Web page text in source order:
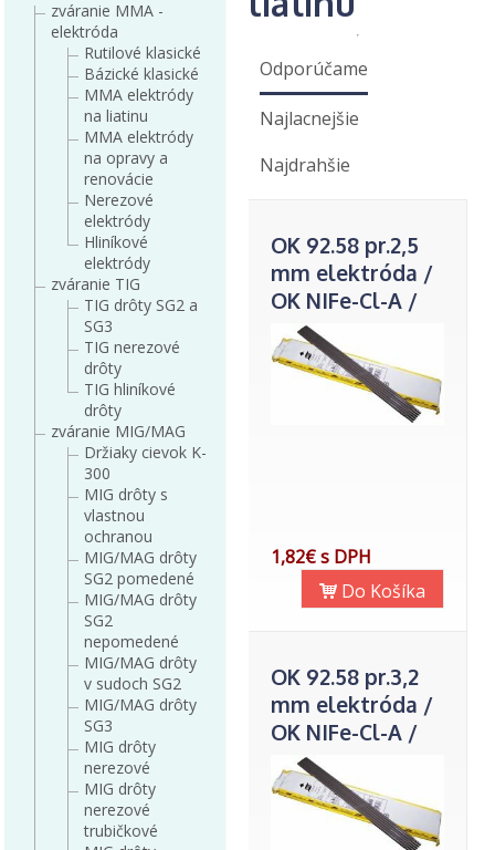
zváranie MMA -
elektróda
Rutilové klasické
Bázické klasické
MMA elektródy
na liatinu
MMA elektródy
na opravy a
renovácie
Nerezové
elektródy
Hliníkové
elektródy
zváranie TIG
TIG drôty SG2 a
SG3
TIG nerezové
drôty
TIG hliníkové
drôty
zváranie MIG/MAG
Držiaky cievok K-
300
MIG drôty s
vlastnou
ochranou
MIG/MAG drôty
SG2 pomedené
MIG/MAG drôty
SG2
nepomedené
MIG/MAG drôty
v sudoch SG2
MIG/MAG drôty
SG3
MIG drôty
nerezové
MIG drôty
nerezové
trubičkové
Odporúčame
Najlacnejšie
Najdrahšie
OK 92.58 pr.2,5
mm elektróda /
OK NIFe-Cl-A /
ES 716/
1,82€ s DPH
Do Košíka
OK 92.58 pr.3,2
mm elektróda /
OK NIFe-Cl-A /
ES 716/